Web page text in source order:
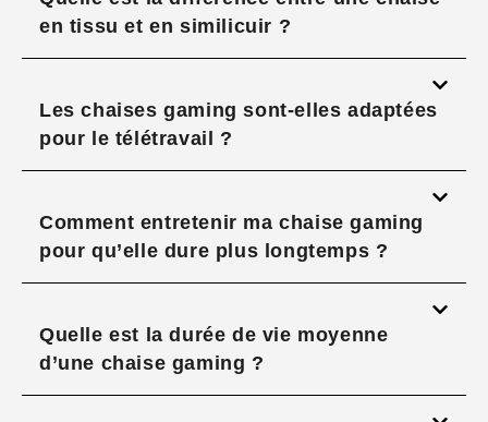
en tissu et en similicuir ?
Les chaises gaming sont-elles adaptées
pour le télétravail ?
Comment entretenir ma chaise gaming
pour qu’elle dure plus longtemps ?
Quelle est la durée de vie moyenne
d’une chaise gaming ?